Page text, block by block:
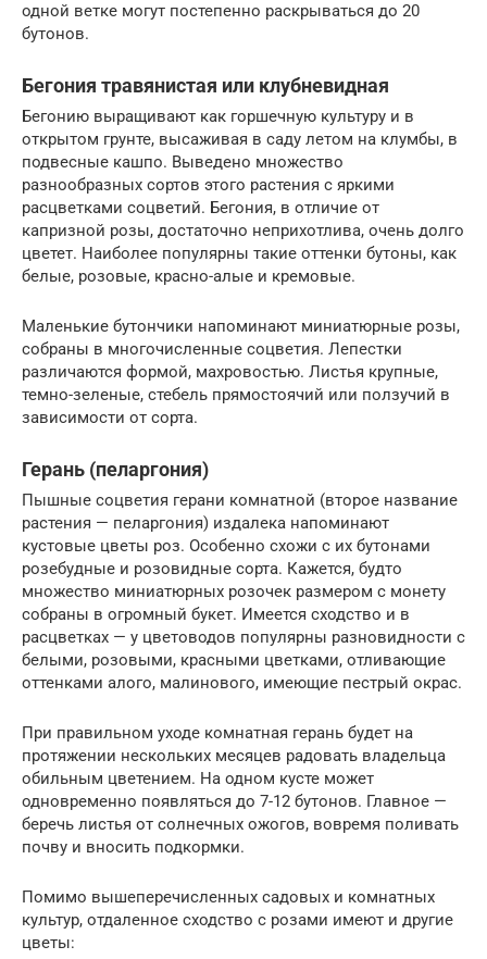
одной ветке могут постепенно раскрываться до 20
бутонов.
Бегония травянистая или клубневидная
Бегонию выращивают как горшечную культуру и в
открытом грунте, высаживая в саду летом на клумбы, в
подвесные кашпо. Выведено множество
разнообразных сортов этого растения с яркими
расцветками соцветий. Бегония, в отличие от
капризной розы, достаточно неприхотлива, очень долго
цветет. Наиболее популярны такие оттенки бутоны, как
белые, розовые, красно-алые и кремовые.
Маленькие бутончики напоминают миниатюрные розы,
собраны в многочисленные соцветия. Лепестки
различаются формой, махровостью. Листья крупные,
темно-зеленые, стебель прямостоячий или ползучий в
зависимости от сорта.
Герань (пеларгония)
Пышные соцветия герани комнатной (второе название
растения — пеларгония) издалека напоминают
кустовые цветы роз. Особенно схожи с их бутонами
розебудные и розовидные сорта. Кажется, будто
множество миниатюрных розочек размером с монету
собраны в огромный букет. Имеется сходство и в
расцветках — у цветоводов популярны разновидности с
белыми, розовыми, красными цветками, отливающие
оттенками алого, малинового, имеющие пестрый окрас.
При правильном уходе комнатная герань будет на
протяжении нескольких месяцев радовать владельца
обильным цветением. На одном кусте может
одновременно появляться до 7-12 бутонов. Главное —
беречь листья от солнечных ожогов, вовремя поливать
почву и вносить подкормки.
Помимо вышеперечисленных садовых и комнатных
культур, отдаленное сходство с розами имеют и другие
цветы: